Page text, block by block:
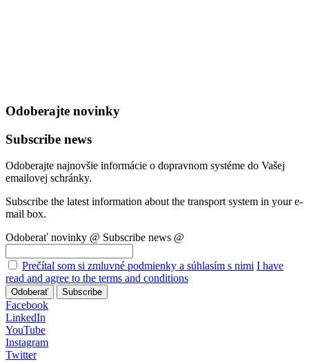
Odoberajte novinky
Subscribe news
Odoberajte najnovšie informácie o dopravnom systéme do Vašej
emailovej schránky.
Subscribe the latest information about the transport system in your e-
mail box.
Odoberať novinky @ Subscribe news @
Prečítal som si zmluvné podmienky a súhlasím s nimi I have
read and agree to the terms and conditions
Odoberať Subscribe
Facebook
LinkedIn
YouTube
Instagram
Twitter